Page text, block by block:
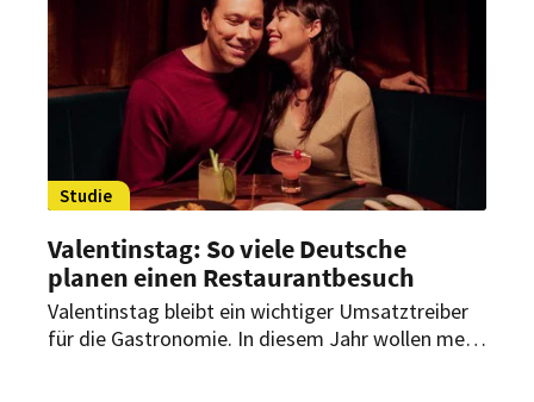
Studie
Valentinstag: So viele Deutsche
planen einen Restaurantbesuch
Valentinstag bleibt ein wichtiger Umsatztreiber
für die Gastronomie. In diesem Jahr wollen mehr